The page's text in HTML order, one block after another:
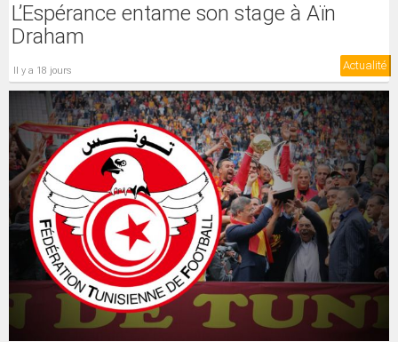
L’Espérance entame son stage à Aïn
Draham
il y a 18 jours Actualité